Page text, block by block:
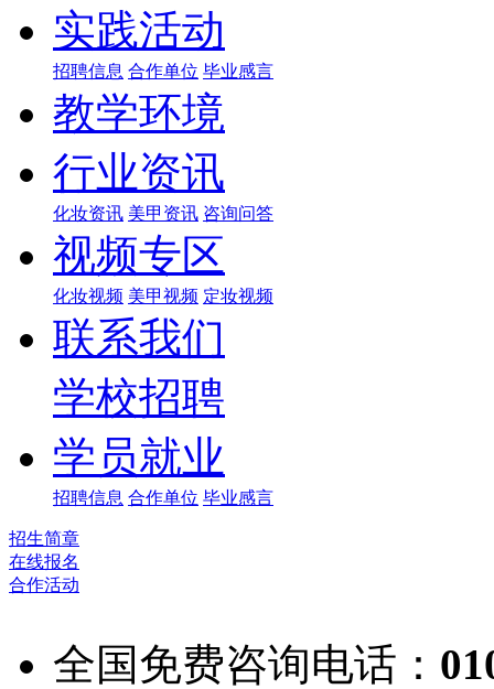
实践活动
招聘信息 合作单位 毕业感言
教学环境
行业资讯
化妆资讯 美甲资讯 咨询问答
视频专区
化妆视频 美甲视频 定妆视频
联系我们
学校招聘
学员就业
招聘信息 合作单位 毕业感言
招生简章
在线报名
合作活动
全国免费咨询电话：